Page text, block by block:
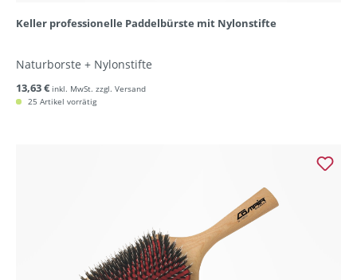
Keller professionelle Paddelbürste mit Nylonstifte
Naturborste + Nylonstifte
13,63 € inkl. MwSt. zzgl. Versand
25 Artikel vorrätig